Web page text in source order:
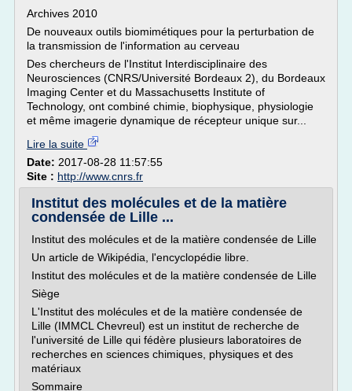
Archives 2010
De nouveaux outils biomimétiques pour la perturbation de
la transmission de l'information au cerveau
Des chercheurs de l'Institut Interdisciplinaire des
Neurosciences (CNRS/Université Bordeaux 2), du Bordeaux
Imaging Center et du Massachusetts Institute of
Technology, ont combiné chimie, biophysique, physiologie
et même imagerie dynamique de récepteur unique sur...
Lire la suite
Date: 2017-08-28 11:57:55
Site : http://www.cnrs.fr
Institut des molécules et de la matière
condensée de Lille ...
Institut des molécules et de la matière condensée de Lille
Un article de Wikipédia, l'encyclopédie libre.
Institut des molécules et de la matière condensée de Lille
Siège
L'Institut des molécules et de la matière condensée de
Lille (IMMCL Chevreul) est un institut de recherche de
l'université de Lille qui fédère plusieurs laboratoires de
recherches en sciences chimiques, physiques et des
matériaux
Sommaire